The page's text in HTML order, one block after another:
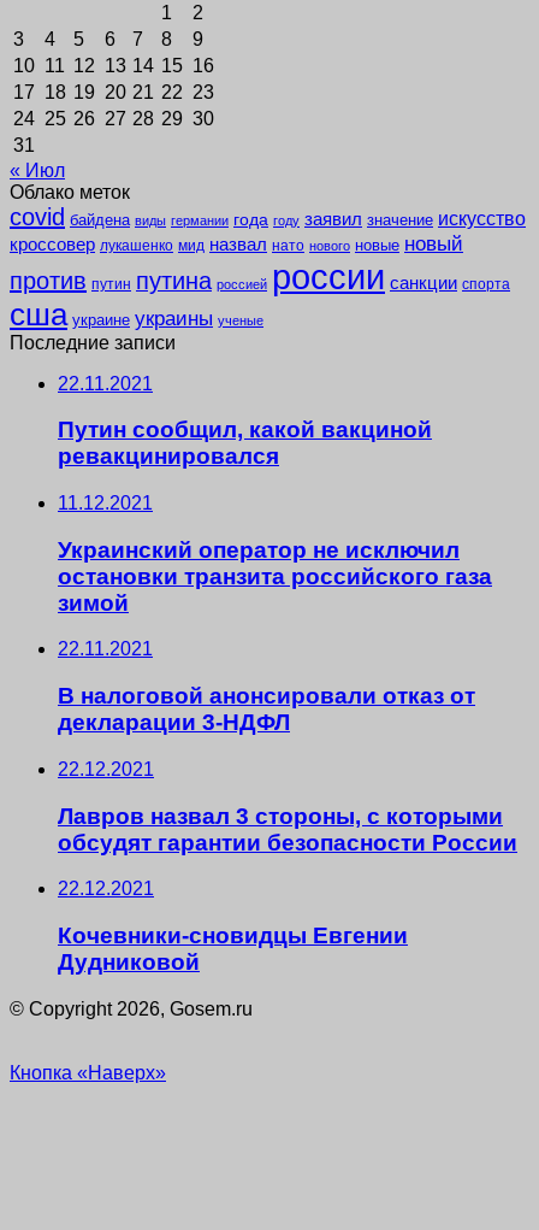
1
2
3
4 5 6 7 8
9
10 11 12 13 14 15 16
17 18 19 20 21 22 23
24 25 26 27 28 29 30
31
« Июл
Облако меток
covid байдена виды германии года году заявил значение искусство
кроссовер лукашенко мид назвал нато нового новые новый
против путин путина россией россии санкции спорта
сша украине украины ученые
Последние записи
22.11.2021
Путин сообщил, какой вакциной
ревакцинировался
11.12.2021
Украинский оператор не исключил
остановки транзита российского газа
зимой
22.11.2021
В налоговой анонсировали отказ от
декларации 3-НДФЛ
22.12.2021
Лавров назвал 3 стороны, с которыми
обсудят гарантии безопасности России
22.12.2021
Кочевники-сновидцы Евгении
Дудниковой
© Copyright 2026, Gosem.ru
Кнопка «Наверх»